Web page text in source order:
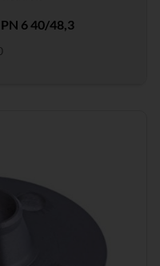
6 40/48,3